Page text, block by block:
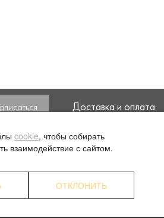
Доставка и оплата
О компании
cookie, чтобы собирать
взаимодействие с сайтом.
ОТКЛОНИТЬ